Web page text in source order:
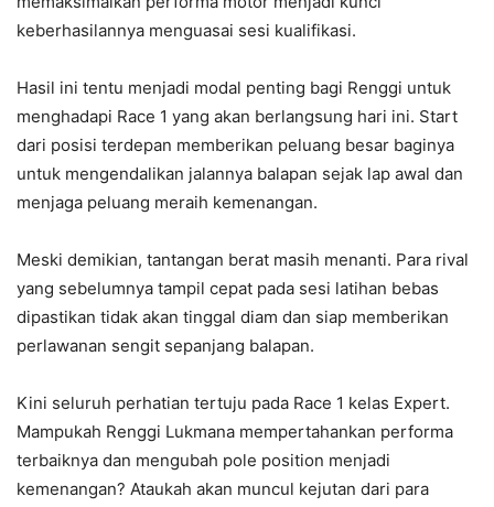
keberhasilannya menguasai sesi kualifikasi.
Hasil ini tentu menjadi modal penting bagi Renggi untuk
menghadapi Race 1 yang akan berlangsung hari ini. Start
dari posisi terdepan memberikan peluang besar baginya
untuk mengendalikan jalannya balapan sejak lap awal dan
menjaga peluang meraih kemenangan.
Meski demikian, tantangan berat masih menanti. Para rival
yang sebelumnya tampil cepat pada sesi latihan bebas
dipastikan tidak akan tinggal diam dan siap memberikan
perlawanan sengit sepanjang balapan.
Kini seluruh perhatian tertuju pada Race 1 kelas Expert.
Mampukah Renggi Lukmana mempertahankan performa
terbaiknya dan mengubah pole position menjadi
kemenangan? Ataukah akan muncul kejutan dari para